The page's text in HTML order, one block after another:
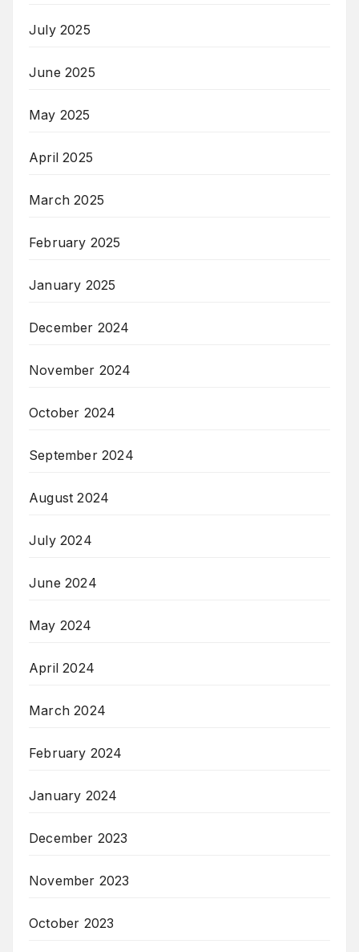
July 2025
June 2025
May 2025
April 2025
March 2025
February 2025
January 2025
December 2024
November 2024
October 2024
September 2024
August 2024
July 2024
June 2024
May 2024
April 2024
March 2024
February 2024
January 2024
December 2023
November 2023
October 2023